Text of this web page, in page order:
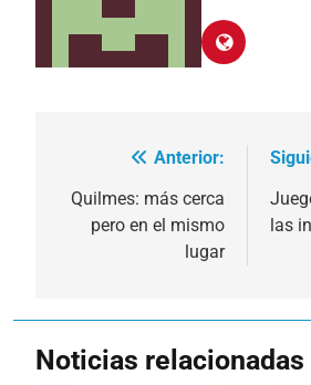
Navegación
de
entradas
Anterior:
Quilmes: más cerca
pero en el mismo
lugar
las
Noticias relacionadas